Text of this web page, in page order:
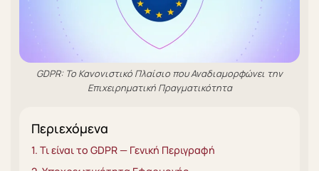
GDPR: Το Κανονιστικό Πλαίσιο που Αναδιαμορφώνει την
Επιχειρηματική Πραγματικότητα
Περιεχόμενα
1. Τι είναι το GDPR — Γενική Περιγραφή